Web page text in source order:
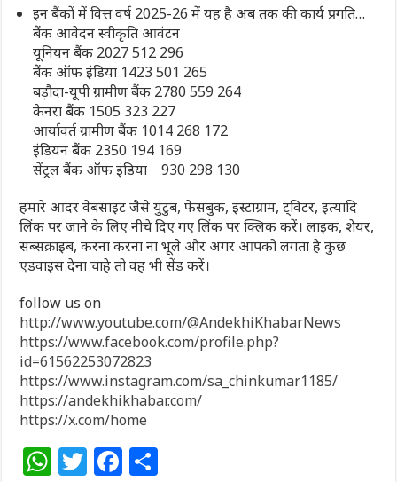
इन बैंकों में वित्त वर्ष 2025-26 में यह है अब तक की कार्य प्रगति…
बैंक आवेदन स्वीकृति आवंटन
यूनियन बैंक 2027 512 296
बैंक ऑफ इंडिया 1423 501 265
बड़ौदा-यूपी ग्रामीण बैंक 2780 559 264
केनरा बैंक 1505 323 227
आर्यावर्त ग्रामीण बैंक 1014 268 172
इंडियन बैंक 2350 194 169
सेंट्रल बैंक ऑफ इंडिया 930 298 130
हमारे आदर वेबसाइट जैसे युटुब, फेसबुक, इंस्टाग्राम, ट्विटर, इत्यादि
लिंक पर जाने के लिए नीचे दिए गए लिंक पर क्लिक करें। लाइक, शेयर,
सब्सक्राइब, करना करना ना भूले और अगर आपको लगता है कुछ
एडवाइस देना चाहे तो वह भी सेंड करें।
follow us on
http://www.youtube.com/@AndekhiKhabarNews
https://www.facebook.com/profile.php?
id=61562253072823
https://www.instagram.com/sa_chinkumar1185/
https://andekhikhabar.com/
https://x.com/home
W T F